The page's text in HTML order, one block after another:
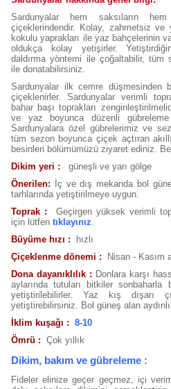
Sardunyalar hem saksıların
çiçeklerindendir. Kolay, zahmetsiz
kokulu yaprakları ile yaz bahçelerinin
oldukça kolay yetişirler.
daldırma yöntemi ile çoğaltabilir, tüm
ile donatabilirsiniz.
Sardunyalar ilk cemre düşmesinden
çiçeklenirler. Sardunyalar verimli
bahar başı toprakları
ve yaz boyunca düzenli gübreleme
Sardunyalara özel gübrelerimiz ve
tüm sezon boyunca çiçek açtıran
besinleri bölümümüzü ziyaret ediniz.
Dikim yeri : güneşli ve yarı gölge
Önerilen: İç ve dış mekanda bol
tarhlarında yetiştirilmeye uygun.
Toprak : Geçirgen yüksek verimli
için lütfen tıklayınız.
Büyüme hızı : hızlı
Çiçeklenme dönemi : Nisan - Kasım
Dona dayanıklılık : Donlara karşı
aylarında tutulan bitkiler
yetiştirilebilirler. Yaz kış dışarı
yetiştirebilirsiniz. Bol güneş alan
İklim kuşağı : 8-10
Ömrü : Çok yıllık
Dikim, bakım ve gübreleme :
Fideler elinize geçer geçmez, içi